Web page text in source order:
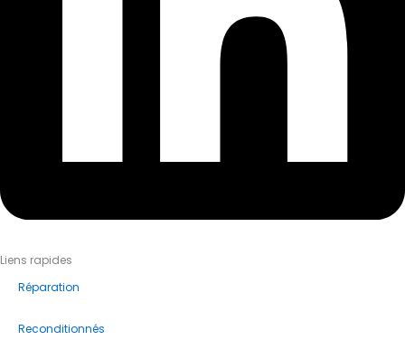
Liens rapides
Réparation
Reconditionnés